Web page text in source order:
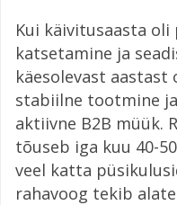
Kui käivitusaasta
katsetamine ja
käesolevast
stabiilne tootmine
aktiivne B2B müük.
tõuseb iga kuu 40-
veel katta
rahavoog tekib